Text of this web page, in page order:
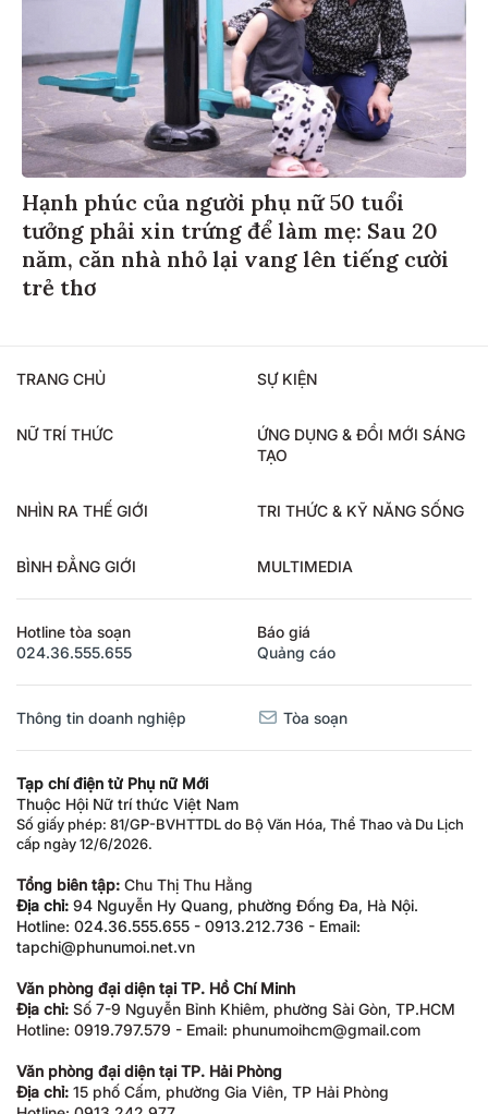
Hạnh phúc của người phụ nữ 50 tuổi
tưởng phải xin trứng để làm mẹ: Sau 20
năm, căn nhà nhỏ lại vang lên tiếng cười
trẻ thơ
TRANG CHỦ SỰ KIỆN
NỮ TRÍ THỨC
ỨNG DỤNG & ĐỔI MỚI SÁNG
TẠO
NHÌN RA THẾ GIỚI TRI THỨC & KỸ NĂNG SỐNG
BÌNH ĐẲNG GIỚI MULTIMEDIA
Hotline tòa soạn
024.36.555.655
Báo giá
Quảng cáo
Thông tin doanh nghiệp Tòa soạn
Tạp chí điện tử Phụ nữ Mới
Thuộc Hội Nữ trí thức Việt Nam
Số giấy phép: 81/GP-BVHTTDL do Bộ Văn Hóa, Thể Thao và Du Lịch
cấp ngày 12/6/2026.
Tổng biên tập: Chu Thị Thu Hằng
Địa chỉ: 94 Nguyễn Hy Quang, phường Đống Đa, Hà Nội.
Hotline: 024.36.555.655 - 0913.212.736 - Email:
tapchi@phunumoi.net.vn
Văn phòng đại diện tại TP. Hồ Chí Minh
Địa chỉ: Số 7-9 Nguyễn Bỉnh Khiêm, phường Sài Gòn, TP.HCM
Hotline: 0919.797.579 - Email: phunumoihcm@gmail.com
Văn phòng đại diện tại TP. Hải Phòng
Địa chỉ: 15 phố Cấm, phường Gia Viên, TP Hải Phòng
Hotline: 0913.242.977